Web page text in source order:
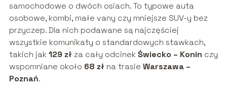
samochodowe o dwóch osiach. To typowe auta
osobowe, kombi, małe vany czy mniejsze SUV-y bez
przyczep. Dla nich podawane są najczęściej
wszystkie komunikaty o standardowych stawkach,
takich jak129 złza cały odcinekŚwiecko – Konin czy
wspomniane około 68 złna trasie Warszawa –
Poznań.